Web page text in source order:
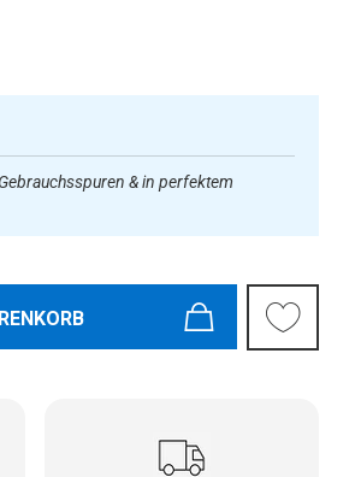
& in perfektem